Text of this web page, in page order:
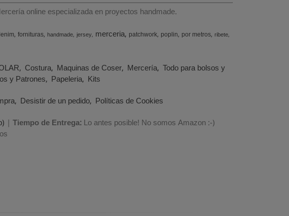
online especializada en proyectos handmade.
fornituras handmade jersey merceria patchwork poplin por metros ribete
Costura Maquinas de Coser Mercería Todo para bolsos y
y Patrones Papeleria Kits
Desistir de un pedido Políticas de Cookies
| Tiempo de Entrega:Lo antes posible! No somos Amazon :-)